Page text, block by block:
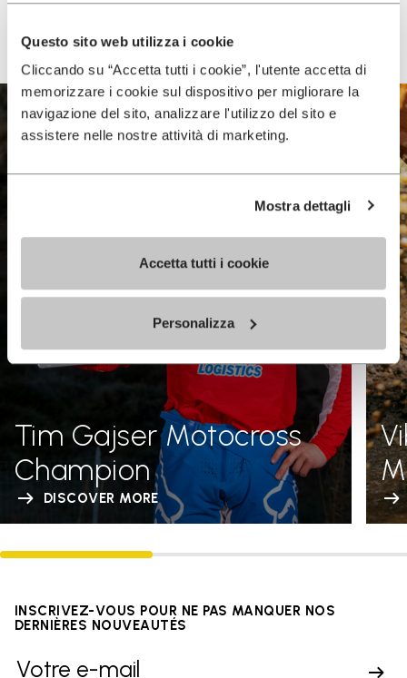
Questo sito web utilizza i cookie
Cliccando su “Accetta tutti i cookie”, l'utente accetta di
memorizzare i cookie sul dispositivo per migliorare la
navigazione del sito, analizzare l'utilizzo del sito e
assistere nelle nostre attività di marketing.
Mostra dettagli
Accetta tutti i cookie
Personalizza
Tim Gajser Motocross
Champion
DISCOVER MORE
INSCRIVEZ-VOUS POUR NE PAS MANQUER NOS
DERNIÈRES NOUVEAUTÉS